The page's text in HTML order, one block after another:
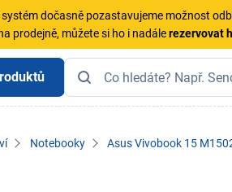
dočasně pozastavujeme možnost
prodejně, můžete si ho i nadálerezervovat
Notebooky Asus Vivobook 15